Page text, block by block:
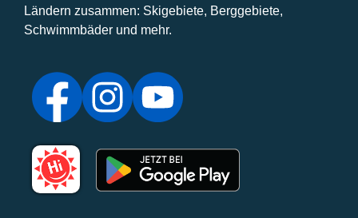
Ländern zusammen: Skigebiete, Berggebiete,
Schwimmbäder und mehr.